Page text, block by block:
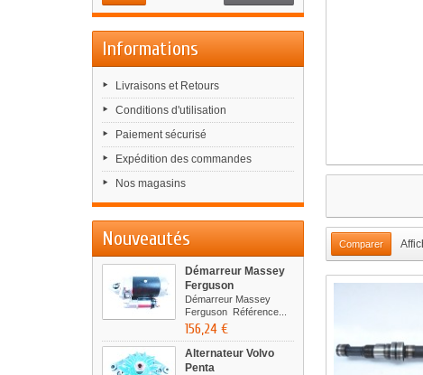
Informations
Livraisons et Retours
Conditions d'utilisation
Paiement sécurisé
Expédition des commandes
Nos magasins
Nouveautés
Démarreur Massey
Ferguson
Démarreur Massey
Ferguson Référence...
156,24 €
Alternateur Volvo
Penta